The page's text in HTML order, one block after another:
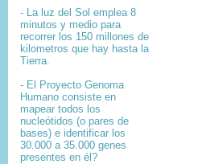
- La luz del Sol emplea 8
minutos y medio para
recorrer los 150 millones de
kilometros que hay hasta la
Tierra.
- El
Proyecto Genoma
Humano consiste en
mapear todos los
nucleótidos (o pares de
bases) e identificar los
30.000 a 35.000 genes
presentes en él?